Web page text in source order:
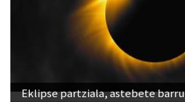
Eklipse partziala, astebete barru